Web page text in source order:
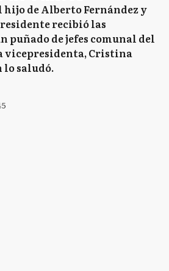
hijo de Alberto Fernández y
recibió las
puñado de jefes comunal del
vicepresidenta, Cristina
saludó.